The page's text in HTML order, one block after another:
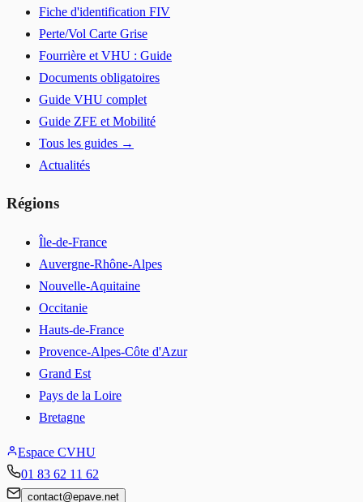
Fiche d'identification FIV
Perte/Vol Carte Grise
Fourrière et VHU : Guide
Documents obligatoires
Guide VHU complet
Guide ZFE et Mobilité
Tous les guides →
Actualités
Régions
Île-de-France
Auvergne-Rhône-Alpes
Nouvelle-Aquitaine
Occitanie
Hauts-de-France
Provence-Alpes-Côte d'Azur
Grand Est
Pays de la Loire
Bretagne
Espace CVHU
01 83 62 11 62
contact@epave.net